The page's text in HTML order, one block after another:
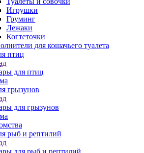
Игрушки
Груминг
Лежаки
Когтеточки
для кошачьего туалета
птиц
для птиц
грызунов
для грызунов
рыб и рептилий
для рыб и рептилий